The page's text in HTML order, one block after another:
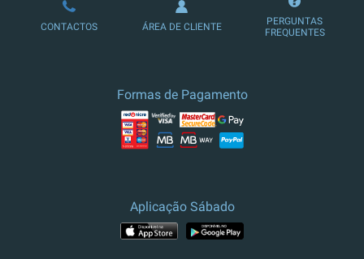
LOJA DE ASSINATURAS
CONTACTOS ÁREA DE CLIENTE
PERGUNTAS
FREQUENTES
Formas de Pagamento
Aplicação Sábado